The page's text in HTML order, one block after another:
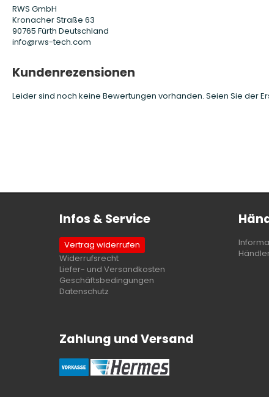
RWS GmbH
Kronacher Straße 63
90765 Fürth Deutschland
info@rws-tech.com
Kundenrezensionen
Leider sind noch keine Bewertungen vorhanden. Seien Sie der
Infos & Service
Vertrag widerrufen
Widerrufsrecht
Liefer- und Versandkosten
Geschäftsbedingungen
Datenschutz
Zahlung und Versand